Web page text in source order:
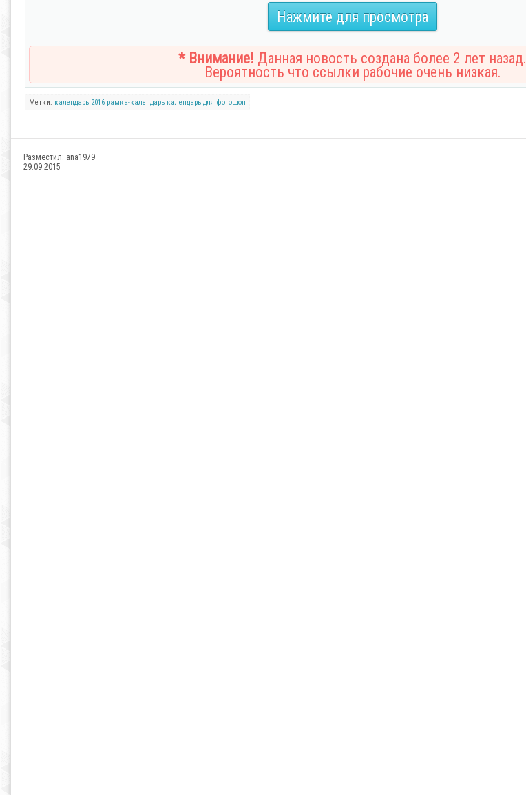
Нажмите для просмотра
* Внимание! Данная новость создана более 2 лет назад.
Вероятность что ссылки рабочие очень низкая.
Метки: календарь 2016 рамка-календарь календарь для фотошоп
Разместил: ana1979
29.09.2015